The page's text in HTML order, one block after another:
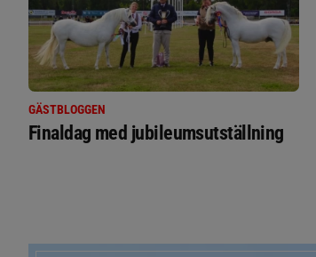
GÄSTBLOGGEN
Finaldag med jubileumsutställning